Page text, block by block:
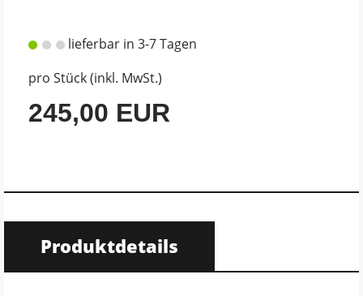
lieferbar in 3-7 Tagen
pro Stück (inkl. MwSt.)
245,00 EUR
Produktdetails